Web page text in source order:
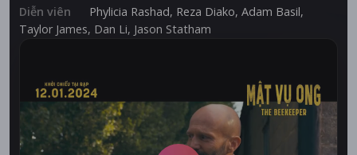
cũng dần được hé lộ.
Diễn viên
Phylicia Rashad, Reza Diako, Adam Basil,
Taylor James, Dan Li, Jason Statham